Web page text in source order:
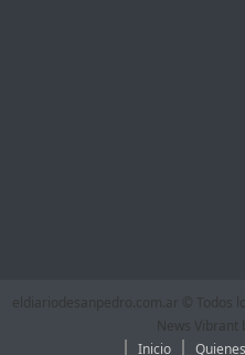
eldiariodesanpedro.com.ar © Todos
News Vibrant
Inicio